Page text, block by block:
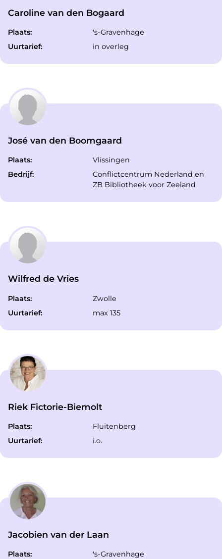
Caroline van den Bogaard
Plaats:
's-Gravenhage
Uurtarief:
in overleg
José van den Boomgaard
Plaats:
Vlissingen
Bedrijf:
Conflictcentrum Nederland en
ZB Bibliotheek voor Zeeland
Wilfred de Vries
Plaats:
Zwolle
Uurtarief:
max 135
Riek Fictorie-Biemolt
Plaats:
Fluitenberg
Uurtarief:
i.o.
Jacobien van der Laan
Plaats:
's-Gravenhage